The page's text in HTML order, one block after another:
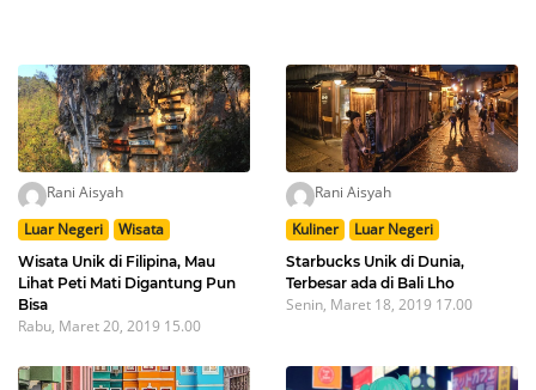
Rani Aisyah
Luar Negeri
Wisata
Wisata Unik di Filipina, Mau
Lihat Peti Mati Digantung Pun
Bisa
Rabu, Maret 20, 2019 15.00
Rani Aisyah
Kuliner
Luar Negeri
Starbucks Unik di Dunia,
Terbesar ada di Bali Lho
Senin, Maret 18, 2019 17.00